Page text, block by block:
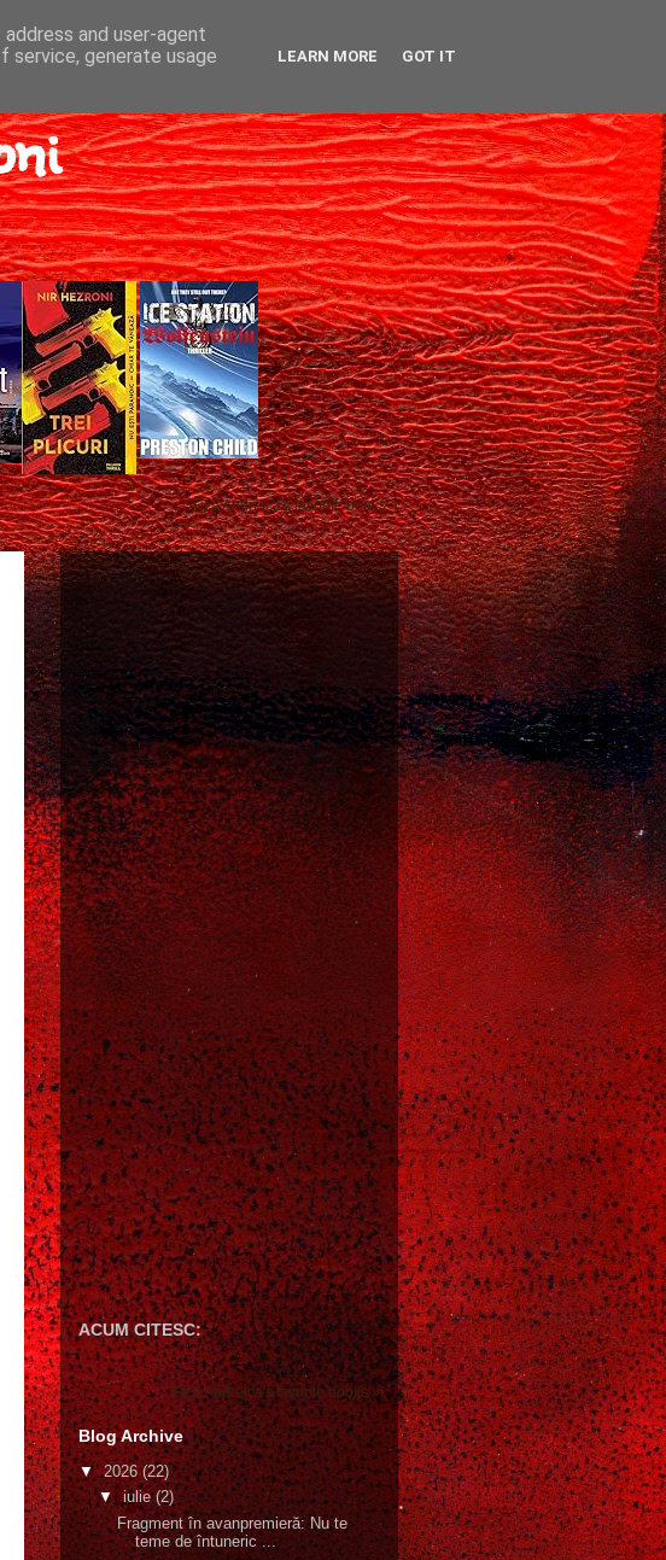
Gică Andreica's favorite books »
ACUM CITESC:
Gică Andreica's favorite books »
Blog Archive
▼2026(22)
▼iulie(2)
Fragment în avanpremieră: Nu te
teme de întuneric ...
and user-agent
service, generate usage
LEARN MORE GOT IT